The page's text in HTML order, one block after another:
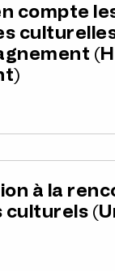
compte
à la
culturels